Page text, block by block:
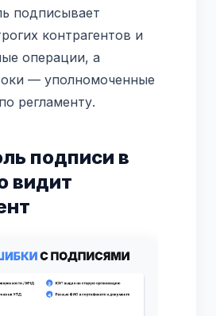
подписывает
контрагентов и
операции, а
— уполномоченные
регламенту.
подписи в
видит